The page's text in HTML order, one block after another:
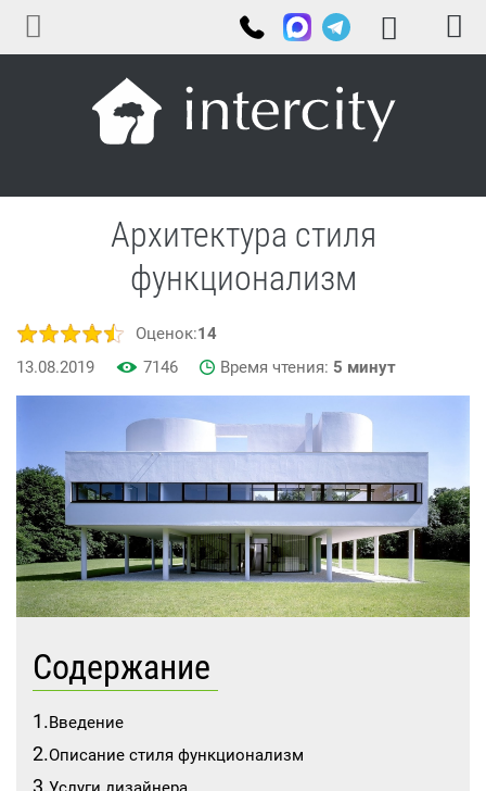
Архитектура стиля
функционализм
Оценок:14
13.08.2019
7146 Время чтения: 5 минут
Содержание
Введение
Описание стиля функционализм